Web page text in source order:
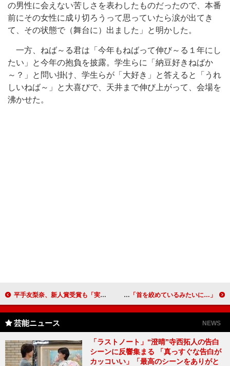
の男性に会えない苦しさを表わしたものだったので、本番
前にその女性に成り切ろうって思っていたら涙が出てき
て、その状態で（舞台に）出ました」と明かした。
一方、ねば～る君は「今年もねばって伸び～る１年にし
たい」と今年の抱負を披露。学生らに「納豆好きねばか
～？」と問い掛け、学生らが「大好き」と答えると「うれ
しいねば～」と大喜びで、天井まで伸び上がって、会場を
沸かせた。
平手友梨奈、新人賞受賞も「実感が湧かない」 女優業は「この作品を届けたいと思ったらやりたい」 神木隆之介、有村架純との“バックハグ”に苦戦 「首を絞めているみたいに…」
芸能ニュース NEWS
「ラストノート」“澄晴”寺西拓人の告白
シーンに反響集まる 「真っすぐな告白が
カッコいい」「最高のシーンをありがと